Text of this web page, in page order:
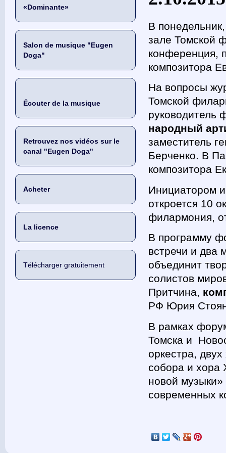
«Dominante»
Salon de musique "Eugen
Doga"
Écouter de la musique
Retrouvez nos vidéos sur le
canal "Eugen Doga"
Acheter
La licence
Télécharger gratuitement
В
зале Томской
конференция,
композитора
На вопросы
Томской
народный
заместитель
Берченко. В
композитора
Инициатором
откроется 10
филармония,
В программу
встречи и два
объединит
солистов
Притчина,
РФ Юрия
В рамках
Томска и
оркестра,
собора и хора
новой
современных